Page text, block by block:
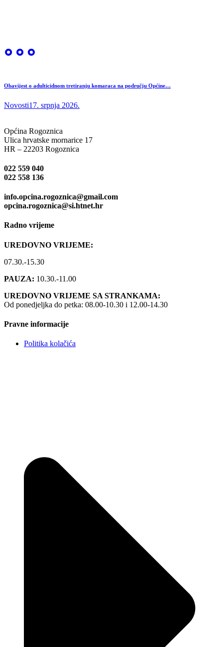
Obavijest o adulticidnom tretiranju komaraca na području Općine…
Novosti17. srpnja 2026.
Općina Rogoznica
Ulica hrvatske mornarice 17
HR – 22203 Rogoznica
022 559 040
022 558 136
info.opcina.rogoznica@gmail.com
opcina.rogoznica@si.htnet.hr
Radno vrijeme
UREDOVNO VRIJEME:
07.30.-15.30
PAUZA: 10.30.-11.00
UREDOVNO VRIJEME SA STRANKAMA:
Od ponedjeljka do petka: 08.00-10.30 i 12.00-14.30
Pravne informacije
Politika kolačića